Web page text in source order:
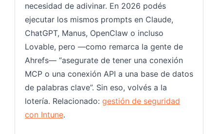
necesidad de adivinar. En 2026 podés
ejecutar los mismos prompts en Claude,
ChatGPT, Manus, OpenClaw o incluso
Lovable, pero —como remarca la gente de
Ahrefs— “asegurate de tener una conexión
MCP o una conexión API a una base de datos
de palabras clave”. Sin eso, volvés a la
lotería. Relacionado: gestión de seguridad
con Intune.